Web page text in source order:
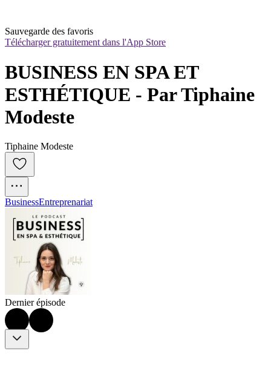
Sauvegarde des favoris
Télécharger gratuitement dans l'App Store
BUSINESS EN SPA ET
ESTHÉTIQUE - Par Tiphaine
Modeste
Tiphaine Modeste
BusinessEntreprenariat
Dernier épisode